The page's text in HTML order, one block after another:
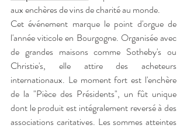
aux enchères de vins de charité au monde.
Cet événement marque le point d'orgue de
l'année viticole en Bourgogne. Organisée avec
de grandes maisons comme Sotheby's ou
Christie's, elle attire des acheteurs
internationaux. Le moment fort est l'enchère
de la "Pièce des Présidents", un fût unique
dont le produit est intégralement reversé à des
associations caritatives. Les sommes atteintes